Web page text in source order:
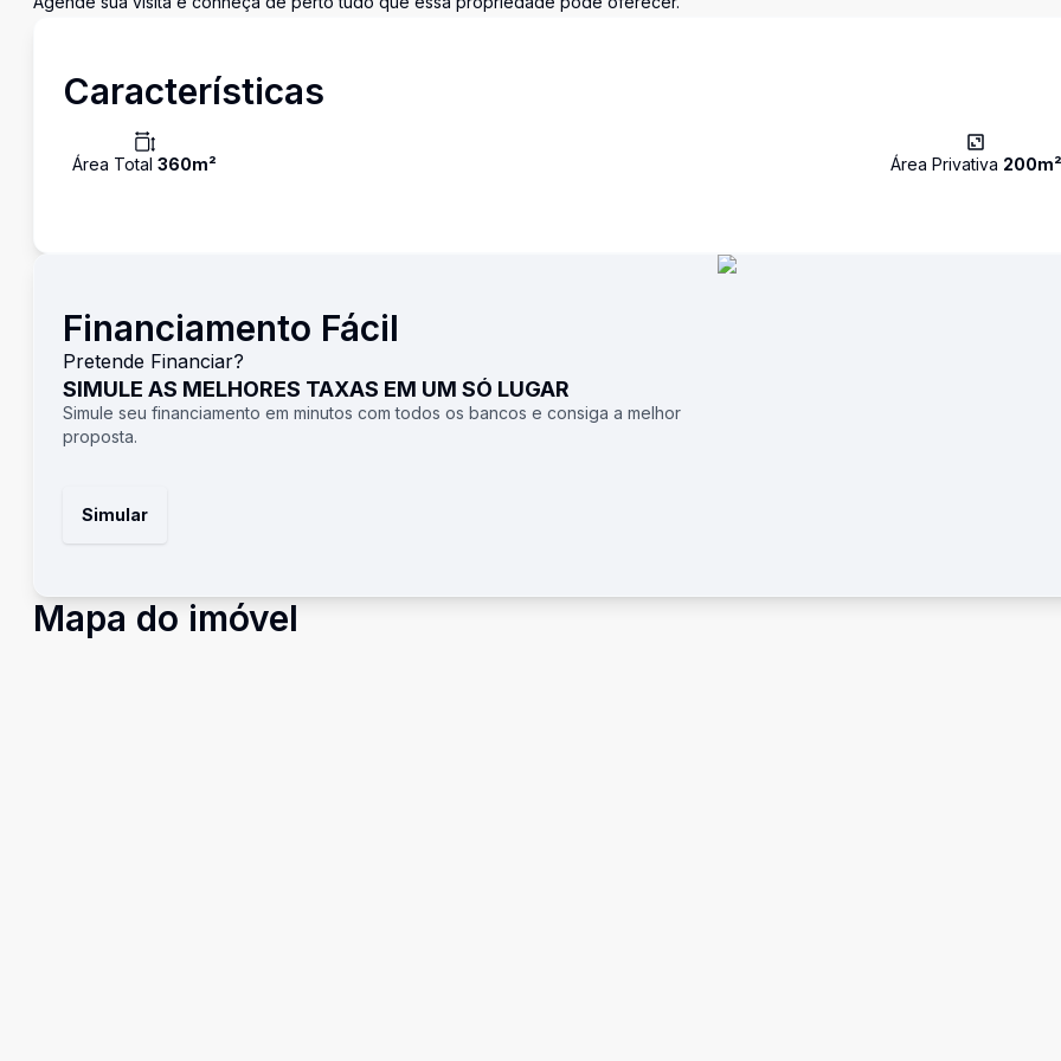
Características
Área Total 360m² Área Privativa 200m²
Financiamento Fácil
Pretende Financiar?
SIMULE AS MELHORES TAXAS EM UM SÓ LUGAR
Simule seu financiamento em minutos com todos os bancos e consiga a melhor
proposta.
Simular
Mapa do imóvel